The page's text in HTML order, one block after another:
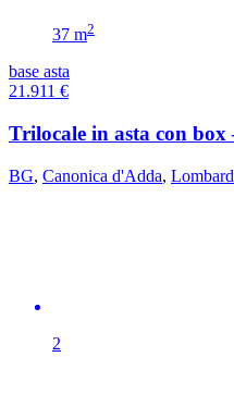
37 m2
base asta
21.911 €
Trilocale in asta con
BG, Canonica d'Adda,
2